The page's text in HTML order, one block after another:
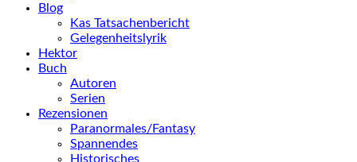
Blog
Kas Tatsachenbericht
Gelegenheitslyrik
Hektor
Buch
Autoren
Serien
Rezensionen
Paranormales/Fantasy
Spannendes
Historisches